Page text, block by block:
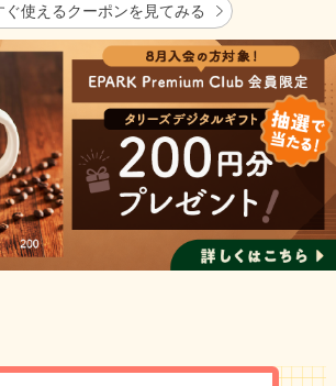
ぐ使えるクーポンを見てみる